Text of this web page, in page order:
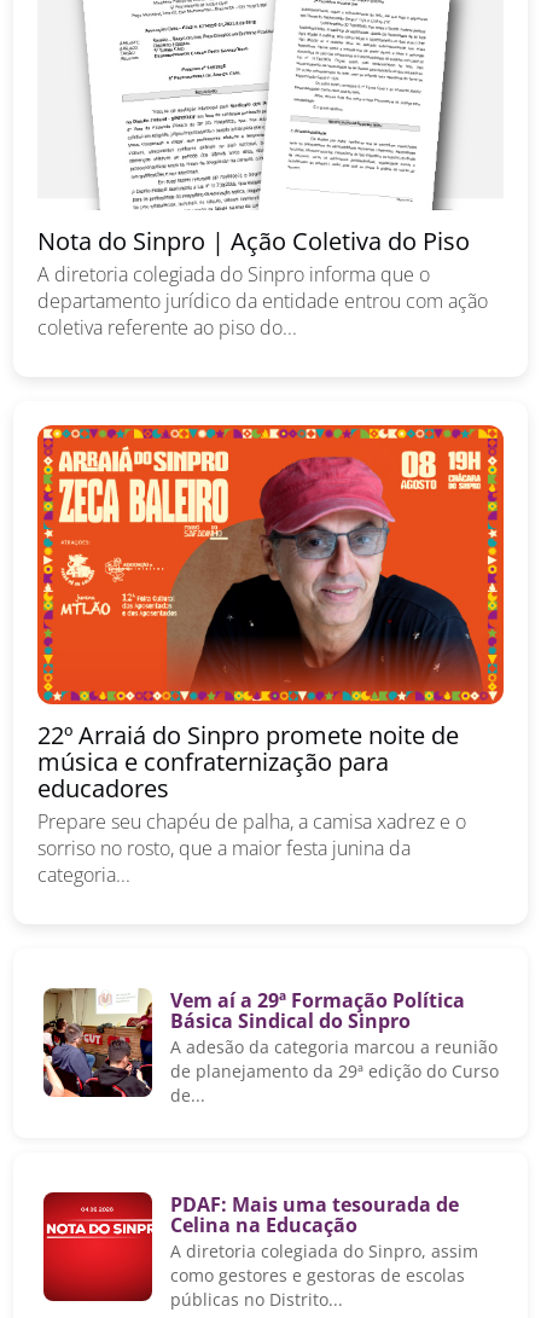
Nota do Sinpro | Ação Coletiva do Piso
A diretoria colegiada do Sinpro informa que o
departamento jurídico da entidade entrou com ação
coletiva referente ao piso do...
22º Arraiá do Sinpro promete noite de
música e confraternização para
educadores
Prepare seu chapéu de palha, a camisa xadrez e o
sorriso no rosto, que a maior festa junina da
categoria...
Vem aí a 29ª Formação Política
Básica Sindical do Sinpro
A adesão da categoria marcou a reunião
de planejamento da 29ª edição do Curso
de...
PDAF: Mais uma tesourada de
Celina na Educação
A diretoria colegiada do Sinpro, assim
como gestores e gestoras de escolas
públicas no Distrito...